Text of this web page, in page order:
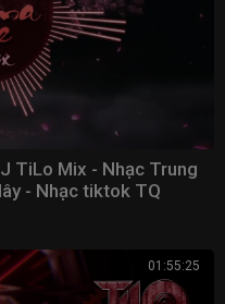
TiLo Mix - Nhạc Trung
- Nhạc tiktok TQ
01:55:25